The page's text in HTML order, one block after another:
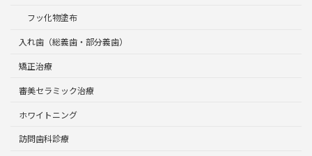
フッ化物塗布
入れ歯（総義歯・部分義歯）
矯正治療
審美セラミック治療
ホワイトニング
訪問歯科診療